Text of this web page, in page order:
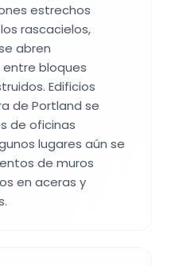
estrechos
rascacielos,
abren
bloques
Edificios
de Portland se
de oficinas
lugares aún se
de muros
en aceras y